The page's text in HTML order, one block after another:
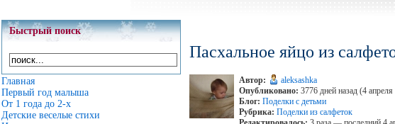
Быстрый поиск
Главная
Первый год малыша
От 1 года до 2-х
Детские веселые стихи
Пасхальное яйцо из
Автор:
aleksashka
Опубликовано: 3776 дней назад (4
Блог: Поделки с детьми
Рубрика: Поделки из салфеток